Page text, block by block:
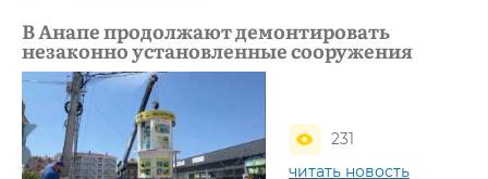
В Анапе продолжают демонтировать
незаконно установленные сооружения
231
читать новость